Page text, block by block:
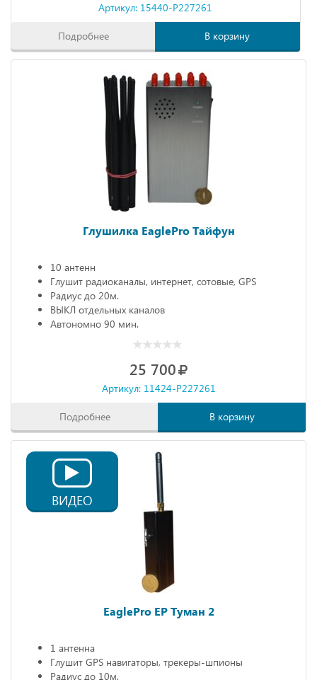
Артикул: 15440-P227261
Подробнее В корзину
Глушилка EaglePro Тайфун
10 антенн
Глушит радиоканалы, интернет, сотовые, GPS
Радиус до 20м.
ВЫКЛ отдельных каналов
Автономно 90 мин.
25 700
Артикул: 11424-P227261
Подробнее В корзину
ВИДЕО
EaglePro EP Туман 2
1 антенна
Глушит GPS навигаторы, трекеры-шпионы
Радиус до 10м.